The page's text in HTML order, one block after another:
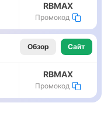
RBMAX
Промокод
Обзор Сайт
RBMAX
Промокод